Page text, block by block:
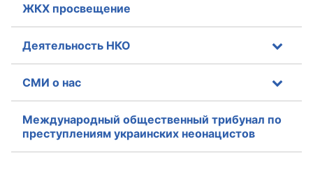
ЖКХ просвещение
Деятельность НКО
СМИ о нас
Международный общественный трибунал по
преступлениям украинских неонацистов